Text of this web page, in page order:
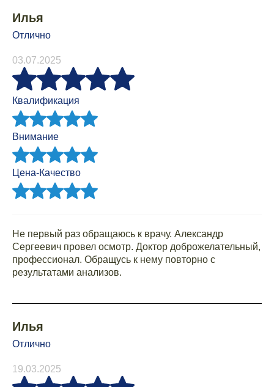
Илья
Отлично
03.07.2025
Квалификация
Внимание
Цена-Качество
Не первый раз обращаюсь к врачу. Александр
Сергеевич провел осмотр. Доктор доброжелательный,
профессионал. Обращусь к нему повторно с
результатами анализов.
Илья
Отлично
19.03.2025